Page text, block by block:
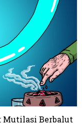
Mutilasi Berbalut